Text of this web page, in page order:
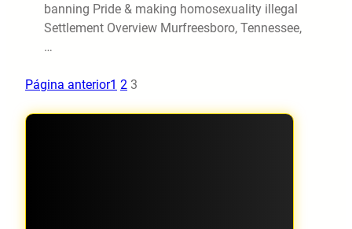
banning Pride & making homosexuality illegal
Settlement Overview Murfreesboro, Tennessee,
…
Página anterior1 2 3